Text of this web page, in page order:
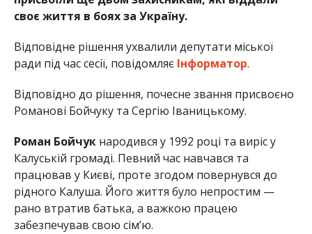
своє життя в боях за Україну.
Відповідне рішення ухвалили депутати міської
ради під час сесії, повідомляє Інформатор.
Відповідно до рішення, почесне звання присвоєно
Романові Бойчуку та Сергію Іваницькому.
Роман Бойчукнародився у 1992 році та виріс у
Калуській громаді. Певний час навчався та
працював у Києві, проте згодом повернувся до
рідного Калуша. Його життя було непростим —
рано втратив батька, а важкою працею
забезпечував свою сім’ю.